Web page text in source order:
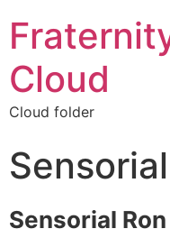
Cloud
Cloud folder
Sensorial Ron